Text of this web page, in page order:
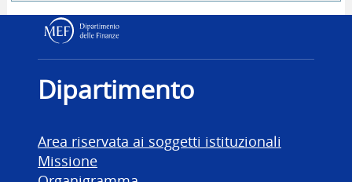
Dipartimento delle
Dipartimento
Area riservata ai soggetti istituzionali
Missione